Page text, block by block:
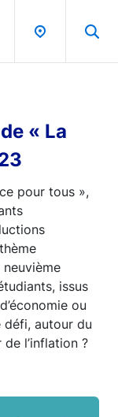
« La
pour tous »,
issus
ou
défi, autour du
l’inflation ?